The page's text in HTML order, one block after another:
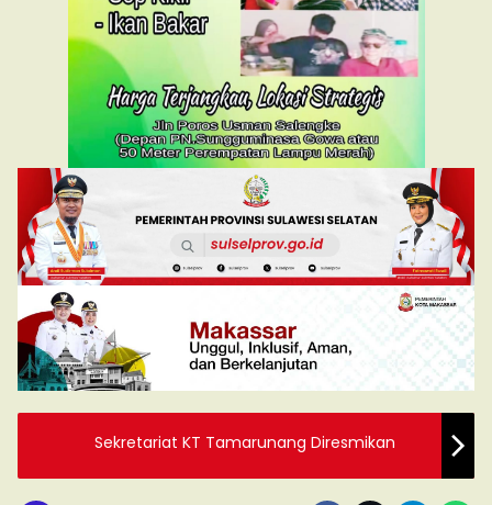
Sekretariat KT Tamarunang Diresmikan